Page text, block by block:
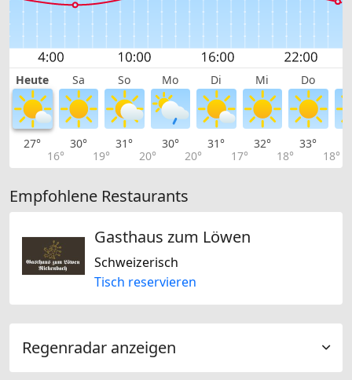
Heute Sa So Mo Di Mi Do
27°
16°
30°
19°
31°
20°
30°
20°
31°
17°
32°
18°
33°
18°
Empfohlene Restaurants
Gasthaus zum Löwen
Schweizerisch
Tisch reservieren
Regenradar anzeigen